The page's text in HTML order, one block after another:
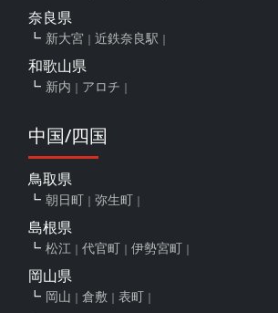
奈良県
新大宮 近鉄奈良駅
和歌山県
新内 アロチ
中国/四国
鳥取県
朝日町 弥生町
島根県
松江 代官町 伊勢宮町
岡山県
岡山 倉敷 表町